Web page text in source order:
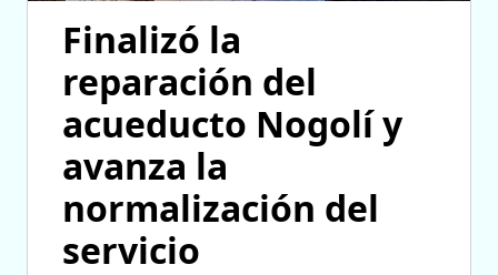
Finalizó la
reparación del
acueducto Nogolí y
avanza la
normalización del
servicio